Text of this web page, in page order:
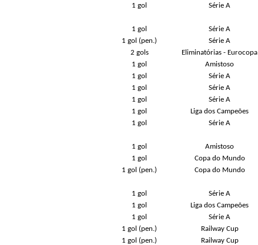
1 gol
1 gol
1 gol (pen.)
2 gols
1 gol
1 gol
1 gol
1 gol
1 gol
1 gol
1 gol
1 gol
1 gol (pen.)
1 gol
1 gol
1 gol
1 gol (pen.)
1 gol (pen.)
Série A
Série A
Série A
Eliminatórias - Eurocopa
Amistoso
Série A
Série A
Série A
Liga dos Campeões
Série A
Amistoso
Copa do Mundo
Copa do Mundo
Série A
Liga dos Campeões
Série A
Railway Cup
Railway Cup